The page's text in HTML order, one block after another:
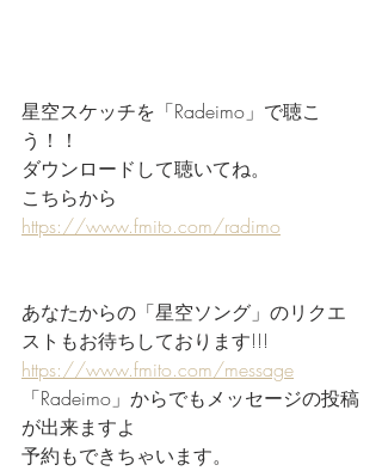
星空スケッチを「Radeimo」で聴こ
う！！
ダウンロードして聴いてね。
こちらから
https://www.fmito.com/radimo
あなたからの「星空ソング」のリクエ
ストもお待ちしております!!!
https://www.fmito.com/message
「Radeimo」からでもメッセージの投稿
が出来ますよ
予約もできちゃいます。